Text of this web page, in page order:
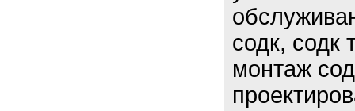
содк, содк
монтаж